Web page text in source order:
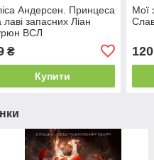
Андерсен. Принцеса
лаві запасних Ліан
ВСЛ
₴
Купити
Мої
120